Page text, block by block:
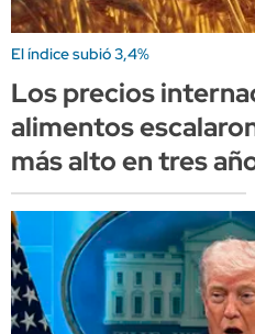
El índice subió 3,4%
Los precios
alimentos
más alto en tres